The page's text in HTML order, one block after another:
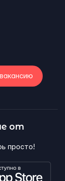
от
просто!